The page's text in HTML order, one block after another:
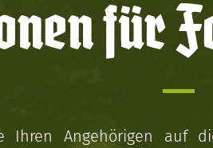
für
Ihren Angehörigen auf